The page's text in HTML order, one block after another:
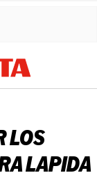
LOS
LAPIDA